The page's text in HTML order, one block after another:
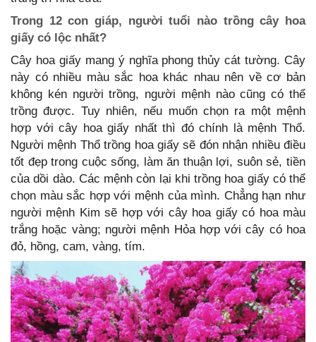
Trong 12 con giáp, người tuổi nào trồng cây hoa
giấy có lộc nhất?
Cây hoa giấy mang ý nghĩa phong thủy cát tường. Cây
này có nhiều màu sắc hoa khác nhau nên về cơ bản
không kén người trồng, người mệnh nào cũng có thể
trồng được. Tuy nhiên, nếu muốn chọn ra một mệnh
hợp với cây hoa giấy nhất thì đó chính là mệnh Thổ.
Người mệnh Thổ trồng hoa giấy sẽ đón nhận nhiều điều
tốt đẹp trong cuộc sống, làm ăn thuận lợi, suôn sẻ, tiền
của dồi dào. Các mệnh còn lại khi trồng hoa giấy có thể
chọn màu sắc hợp với mệnh của mình. Chẳng hạn như
người mệnh Kim sẽ hợp với cây hoa giấy có hoa màu
trắng hoặc vàng; người mệnh Hỏa hợp với cây có hoa
đỏ, hồng, cam, vàng, tím.